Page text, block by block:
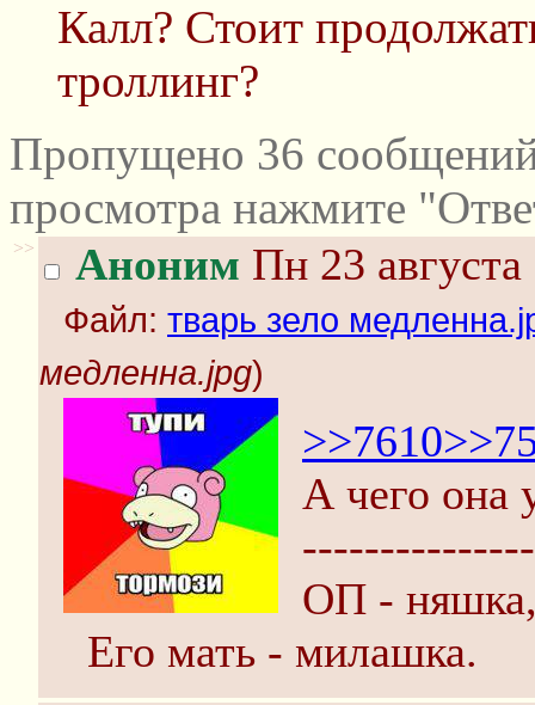
Калл? Стоит
троллинг?
Пропущено 36
просмотра нажмите
>> Аноним Пн 23
Файл: тварь зело
медленна.jpg)
>>7610
А чего она
ОП -
Его мать - милашка.